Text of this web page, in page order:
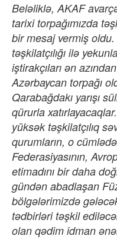
Beləliklə, AKAF
tarixi torpağımızda
bir mesaj vermiş
təşkilatçılığı ilə
iştirakçıları ən
Azərbaycan torpağı
Qarabağdakı yarışı
qürurla
yüksək təşkilatçılıq
qurumların, o
Federasiyasının,
etimadını bir daha
gündən abadlaşan
bölgələrimizdə
tədbirləri təşkil
olan qədim idman